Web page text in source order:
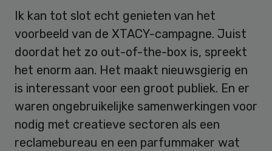
Ik kan tot slot echt genieten van het
voorbeeld van de XTACY-campagne. Juist
doordat het zo out-of-the-box is, spreekt
het enorm aan. Het maakt nieuwsgierig en
is interessant voor een groot publiek. En er
waren ongebruikelijke samenwerkingen voor
nodig met creatieve sectoren als een
reclamebureau en een parfummaker wat